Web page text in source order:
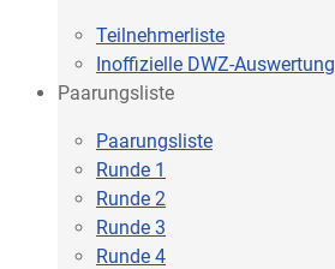
Teilnehmerliste
Inoffizielle DWZ-Auswertung
Paarungsliste
Paarungsliste
Runde 1
Runde 2
Runde 3
Runde 4